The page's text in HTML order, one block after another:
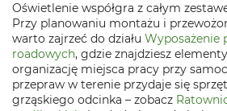
Oświetlenie współgra z całym
Przy planowaniu montażu i
warto zajrzeć do działu Wyposażenie
roadowych, gdzie znajdziesz
organizację miejsca pracy przy
przepraw w terenie przydaje się
grząskiego odcinka – zobacz